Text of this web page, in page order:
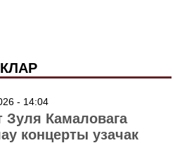
- 14:04
Зуля Камаловага
концерты узачак